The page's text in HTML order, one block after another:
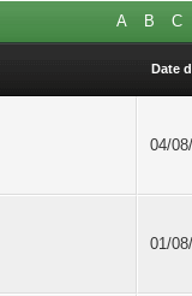
A B C
Date
04/
01/